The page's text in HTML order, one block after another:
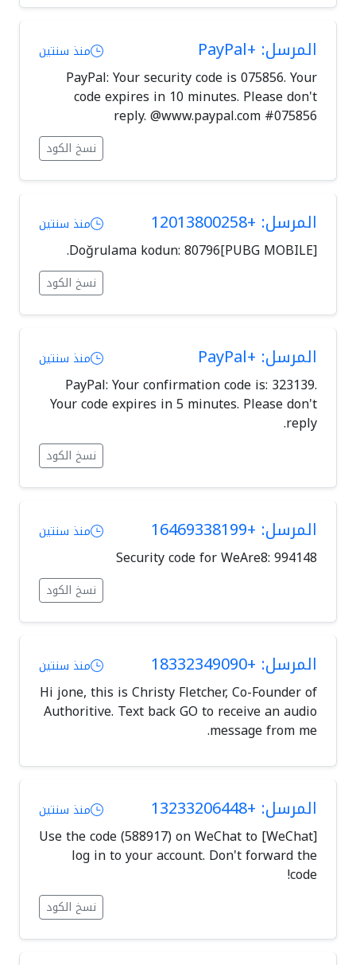
المرسل: +PayPal منذ سنتين
PayPal: Your security code is 075856. Your
code expires in 10 minutes. Please don't
reply. @www.paypal.com #075856
نسخ الكود
المرسل: +12013800258 منذ سنتين
[PUBG MOBILE]Doğrulama kodun: 80796.
نسخ الكود
المرسل: +PayPal منذ سنتين
PayPal: Your confirmation code is: 323139.
Your code expires in 5 minutes. Please don't
reply.
نسخ الكود
المرسل: +16469338199 منذ سنتين
Security code for WeAre8: 994148
نسخ الكود
المرسل: +18332349090 منذ سنتين
Hi jone, this is Christy Fletcher, Co-Founder of
Authoritive. Text back GO to receive an audio
message from me.
المرسل: +13233206448 منذ سنتين
[WeChat] Use the code (588917) on WeChat to
log in to your account. Don't forward the
code!
نسخ الكود